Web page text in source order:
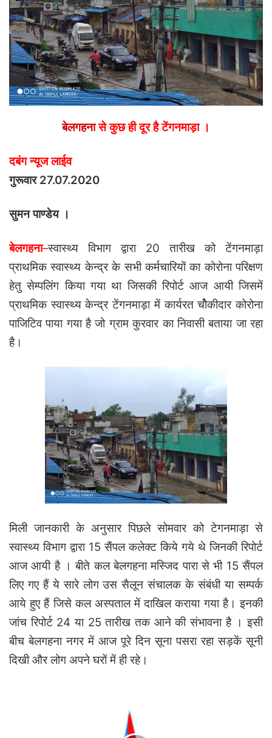
बेलगहनासे कुछ ही दूर है टेंगनमाड़ा ।
दबंग न्यूज लाईव
गुरूवार 27.07.2020
सुमन पाण्डेय ।
बेलगहना–स्वास्थ्य विभाग द्वारा 20 तारीख को टेंगनमाड़ा
प्राथमिक स्वास्थ्य केन्द्र के सभी कर्मचारियों का कोरोना परिक्षण
हेतु सेम्पलिंग किया गया था जिसकी रिपोर्ट आज आयी जिसमें
प्राथमिक स्वास्थ्य केन्द्र टेंगनमाड़ा में कार्यरत चोैकीदार कोरोना
पाजिटिव पाया गया है जो ग्राम कुरवार का निवासी बताया जा रहा
है।
मिली जानकारी के अनुसार पिछले सोमवार को टेगनमाड़ा से
स्वास्थ्य विभाग द्वारा 15 सैंपल कलेक्ट किये गये थे जिनकी रिपोर्ट
आज आयी है । बीते कल बेलगहना मस्जिद पारा से भी 15 सैंपल
लिए गए हैं ये सारे लोग उस सैलून संचालक के संबंधी या सम्पर्क
आये हुए हैं जिसे कल अस्पताल में दाखिल कराया गया है। इनकी
जांच रिपोर्ट 24 या 25 तारीख तक आने की संभावना है । इसी
बीच बेलगहना नगर में आज पूरे दिन सूना पसरा रहा सड़कें सूनी
दिखी और लोग अपने घरों में ही रहे।